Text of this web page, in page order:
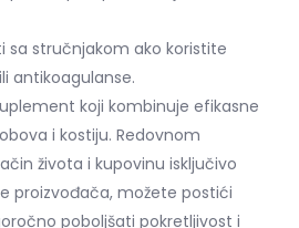
sa stručnjakom ako koristite
antikoagulanse.
koji kombinuje efikasne
i kostiju. Redovnom
života i kupovinu isključivo
proizvođača, možete postići
poboljšati pokretljivost i